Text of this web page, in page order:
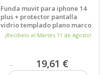
Funda muvit para iphone 14
plus + protector pantalla
vidrio templado plano marco
negro
¡Recíbelo el Martes 11 de Agosto!
19,61 €